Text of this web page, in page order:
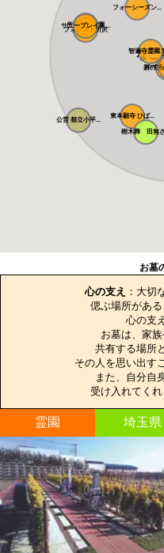
所沢聖地霊園
フォレスト所沢
フォーシーズン...
新の丘
やす
サニープレイス...
智遍寺霊園
東本願寺 ひば...
公営 都立小平...
樹木葬 田無
なご
お墓
心の支え ：大切
偲ぶ場所があ
心の支
お墓は、家
共有する場所
その人を思い出す
また、自分自
受け入れてくれ
霊園 埼玉県